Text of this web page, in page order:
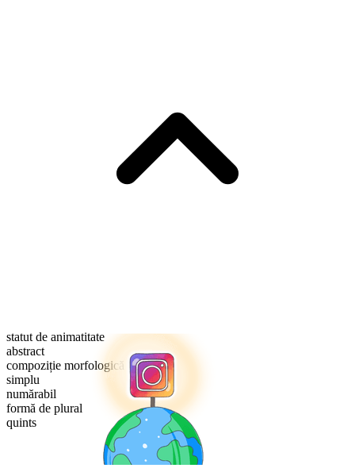
statut de animatitate
abstract
compoziție morfologică
simplu
numărabil
formă de plural
quints